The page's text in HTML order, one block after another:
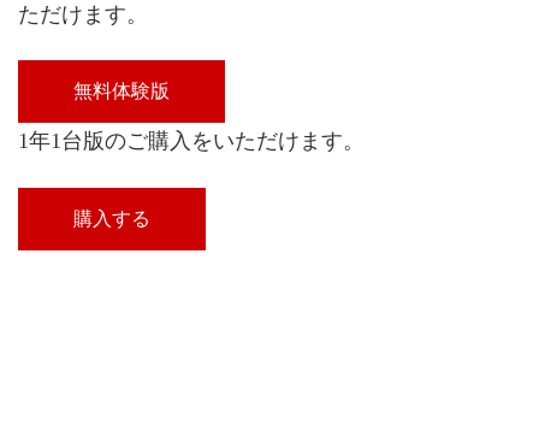
ただけます。
無料体験版
1年1台版のご購入をいただけます。
購入する